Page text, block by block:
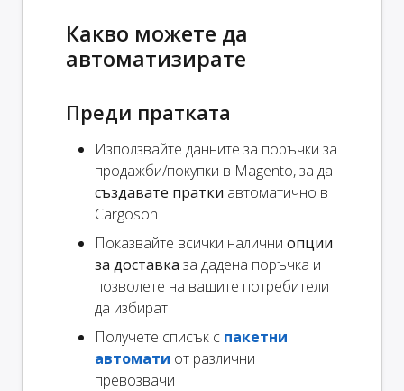
Какво можете да
автоматизирате
Преди пратката
Използвайте данните за поръчки за
продажби/покупки в Magento, за да
създавате пратки автоматично в
Cargoson
Показвайте всички налични опции
за доставка за дадена поръчка и
позволете на вашите потребители
да избират
Получете списък с пакетни
автомати от различни
превозвачи